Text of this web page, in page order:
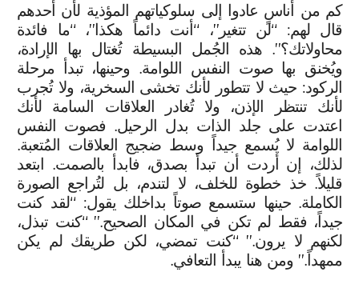
كم من أناسٍ عادوا إلى سلوكياتهم المؤذية لأن أحدهم
قال لهم: “لن تتغير”، “أنت دائماً هكذا”، “ما فائدة
محاولاتك؟”. هذه الجُمل البسيطة تُغتال بها الإرادة،
ويُخنق بها صوت النفس اللوامة. وحينها، تبدأ مرحلة
الركود: حيث لا تتطور لأنك تخشى السخرية، ولا تُجرب
لأنك تنتظر الإذن، ولا تُغادر العلاقات السامة لأنك
اعتدت على جلد الذات بدل الرحيل. فصوت النفس
اللوامة لا يُسمع جيداً وسط ضجيج العلاقات المُتعبة.
لذلك، إن أردت أن تبدأ بصدق، فابدأ بالصمت. ابتعد
قليلاً. خذ خطوة للخلف، لا لتندم، بل لتُراجع الصورة
الكاملة. حينها ستسمع صوتاً بداخلك يقول: “لقد كنت
جيداً، فقط لم تكن في المكان الصحيح.” “كنت تبذل،
لكنهم لا يرون.” “كنت تمضي، لكن طريقك لم يكن
ممهداً.” ومن هنا يبدأ التعافي.